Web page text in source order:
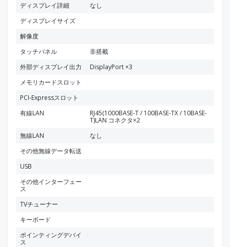
ディスプレイ詳細
なし
ディスプレイサイズ
解像度
タッチパネル
非搭載
外部ディスプレイ出力
DisplayPort ×3
メモリカードスロット
PCI-Expressスロット
有線LAN
RJ45(1000BASE-T / 100BASE-TX / 10BASE-
T)LAN コネクタ×2
無線LAN
なし
その他無線データ転送
USB
その他インターフェー
ス
TVチューナー
キーボード
ポインティングデバイ
ス